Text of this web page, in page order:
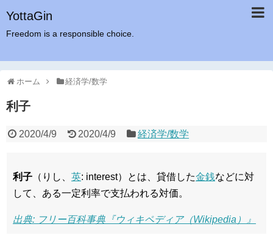
YottaGin
Freedom is a responsible choice.
ホーム 経済学/数学
利子
2020/4/9 2020/4/9 経済学/数学
利子 （りし、 英: interest）とは、貸借した金銭などに対
して、ある一定利率で支払われる対価。
出典: フリー百科事典『ウィキペディア（Wikipedia）』